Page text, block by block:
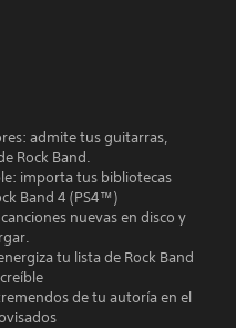
admite tus guitarras,
Rock Band.
importa tus bibliotecas
Band 4 (PS4™)
nuevas en disco y
tu lista de Rock Band
de tu autoría en el